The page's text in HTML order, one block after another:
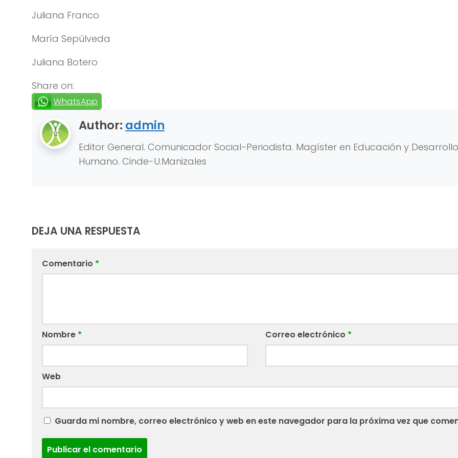
Juliana Franco
María Sepúlveda
Juliana Botero
Share on:
WhatsApp
Author: admin
Editor General. Comunicador Social-Periodista. Magíster en Educación y Desarrollo
Humano. Cinde-U.Manizales
DEJA UNA RESPUESTA
Comentario *
Nombre * Correo electrónico *
Web
Guarda mi nombre, correo electrónico y web en este navegador para la próxima vez que